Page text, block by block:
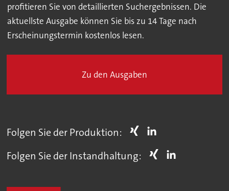
profitieren Sie von detaillierten Suchergebnissen. Die
aktuellste Ausgabe können Sie bis zu 14 Tage nach
Erscheinungstermin kostenlos lesen.
Zu den Ausgaben
Folgen Sie der Produktion:
Folgen Sie der Instandhaltung: